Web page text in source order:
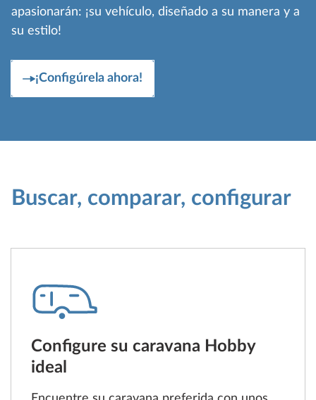
apasionarán: ¡su vehículo, diseñado a su manera y a
su estilo!
¡Configúrela ahora!
Buscar, comparar, configurar
Configure su caravana Hobby
ideal